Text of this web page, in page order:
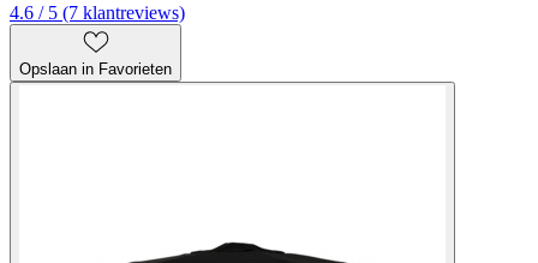
4.6 / 5 (7 klantreviews)
Opslaan in Favorieten